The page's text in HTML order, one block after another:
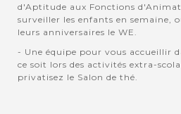
d'Aptitude aux Fonctions
surveiller les enfants en semaine,
leurs anniversaires le WE.
- Une équipe pour vous accueillir
ce soit lors des activités extra-
privatisez le Salon de thé.